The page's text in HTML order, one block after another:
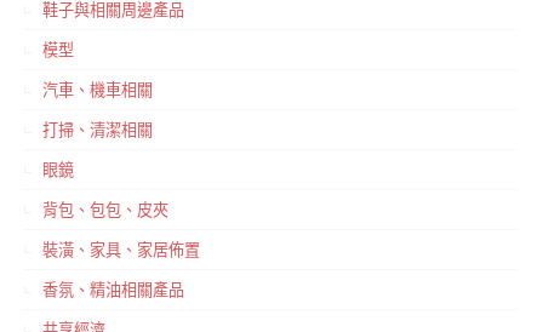
鞋子與相關周邊產品
模型
汽車、機車相關
打掃、清潔相關
眼鏡
背包、包包、皮夾
裝潢、家具、家居佈置
香氛、精油相關產品